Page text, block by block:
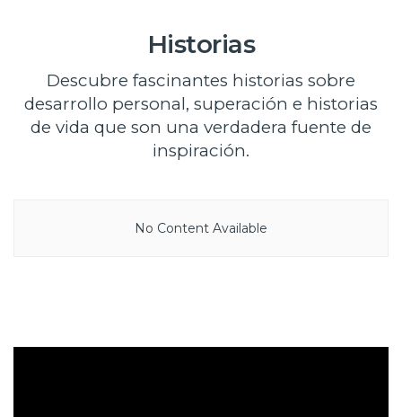
Historias
Descubre fascinantes historias sobre
desarrollo personal, superación e historias
de vida que son una verdadera fuente de
inspiración.
No Content Available